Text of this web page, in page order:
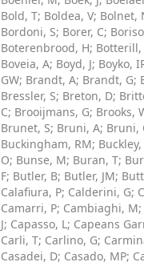
Bold, T; Boldea, V; Bolnet,
Bordoni, S; Borer, C;
Boterenbrood, H; Botterill,
Boveia, A; Boyd, J; Boyko,
GW; Brandt, A; Brandt, G;
Bressler, S; Breton, D;
C; Brooijmans, G; Brooks,
Brunet, S; Bruni, A; Bruni,
Buckingham, RM; Buckley,
O; Bunse, M; Buran, T;
F; Butler, B; Butler, JM;
Calafiura, P; Calderini, G;
Camarri, P; Cambiaghi, M;
J; Capasso, L; Capeans
Carli, T; Carlino, G;
Casadei, D; Casado, MP;